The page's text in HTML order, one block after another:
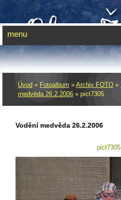
Úvod » Fotoalbum » Archiv FOTO »
medvěda 26.2.2006 » pict7305
Vodění medvěda 26.2.2006
pict7305
menu